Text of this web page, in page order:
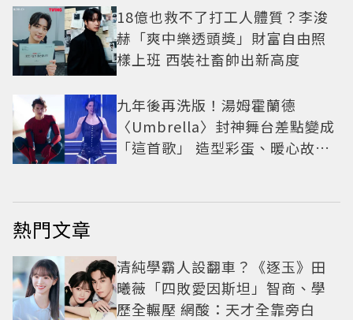
18億也救不了打工人體質？李浚
赫「爽中樂透頭獎」財富自由照
樣上班 西裝社畜帥出新高度
九年後再洗版！湯姆霍蘭德
〈Umbrella〉封神舞台差點變成
「這首歌」 造型彩蛋、暖心故事
熱門文章
清純學霸人設翻車？《逐玉》田
曦薇「四敗愛因斯坦」智商、學
歷全輾壓 網酸：天才全靠旁白